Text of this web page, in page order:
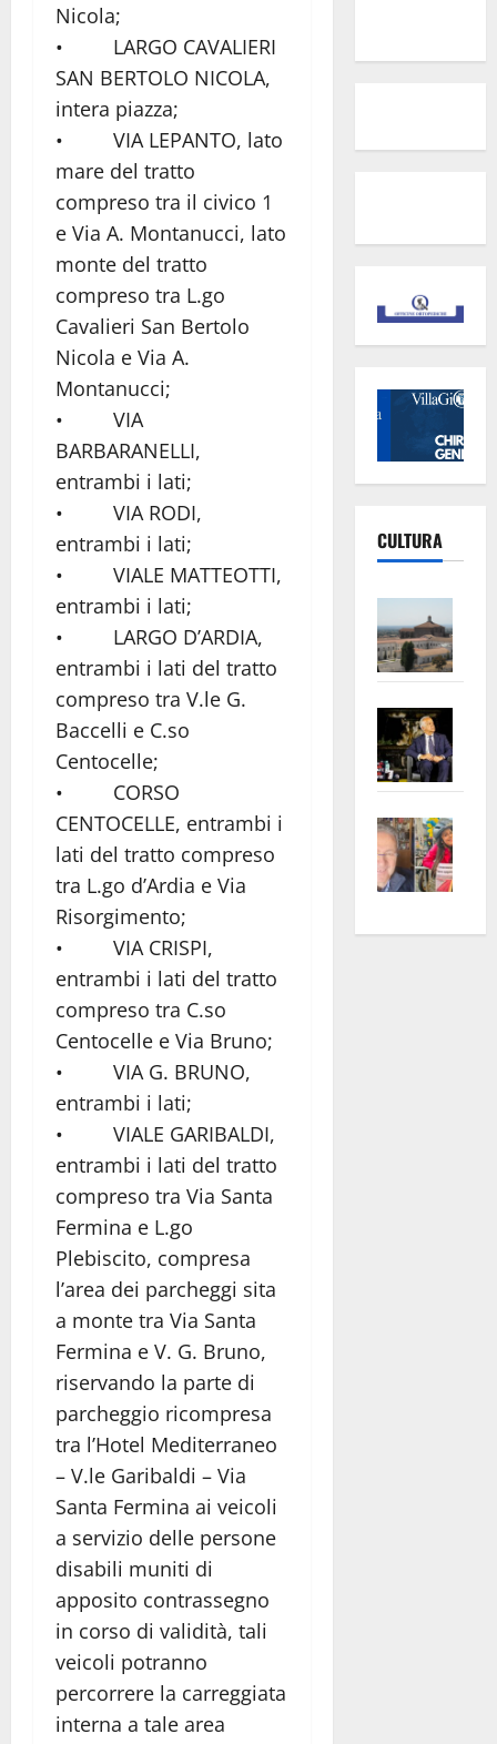
Nicola;
• LARGO CAVALIERI
SAN BERTOLO NICOLA,
intera piazza;
• VIA LEPANTO, lato
mare del tratto
compreso tra il civico 1
e Via A. Montanucci, lato
monte del tratto
compreso tra L.go
Cavalieri San Bertolo
Nicola e Via A.
Montanucci;
• VIA
BARBARANELLI,
entrambi i lati;
• VIA RODI,
entrambi i lati;
• VIALE MATTEOTTI,
entrambi i lati;
• LARGO D’ARDIA,
entrambi i lati del tratto
compreso tra V.le G.
Baccelli e C.so
Centocelle;
• CORSO
CENTOCELLE, entrambi i
lati del tratto compreso
tra L.go d’Ardia e Via
Risorgimento;
• VIA CRISPI,
entrambi i lati del tratto
compreso tra C.so
Centocelle e Via Bruno;
• VIA G. BRUNO,
entrambi i lati;
• VIALE GARIBALDI,
entrambi i lati del tratto
compreso tra Via Santa
Fermina e L.go
Plebiscito, compresa
l’area dei parcheggi sita
a monte tra Via Santa
Fermina e V. G. Bruno,
riservando la parte di
parcheggio ricompresa
tra l’Hotel Mediterraneo
– V.le Garibaldi – Via
Santa Fermina ai veicoli
a servizio delle persone
disabili muniti di
apposito contrassegno
in corso di validità, tali
veicoli potranno
percorrere la carreggiata
interna a tale area
CULTURA
euro
apre